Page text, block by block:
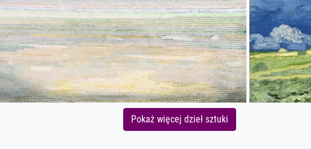
Pokaż więcej dzieł sztuki